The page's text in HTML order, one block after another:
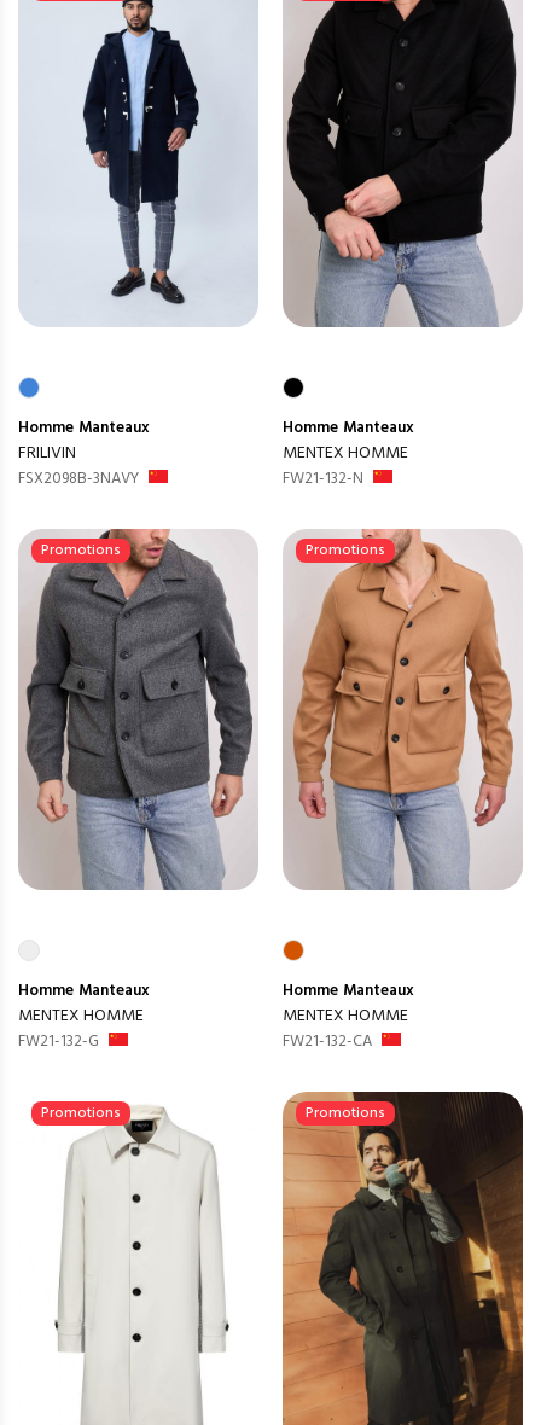
Homme Manteaux
FRILIVIN
FSX2098B-3NAVY
Homme Manteaux
MENTEX HOMME
FW21-132-N
Promotions
Homme Manteaux
MENTEX HOMME
FW21-132-G
Promotions
Homme Manteaux
MENTEX HOMME
FW21-132-CA
Promotions Promotions